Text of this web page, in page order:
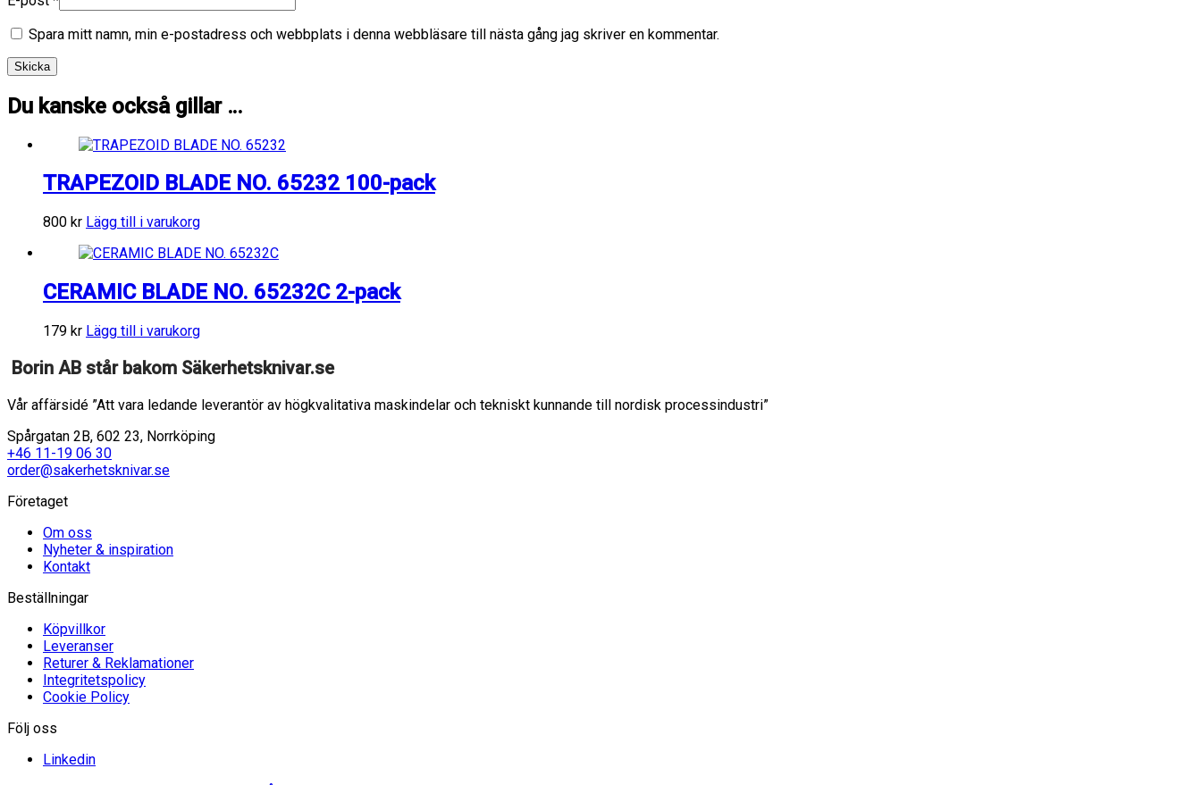
Spara mitt namn, min e-postadress och webbplats i denna webbläsare till nästa gång jag skriver en kommentar.
Du kanske också gillar …
TRAPEZOID BLADE NO. 65232 100-pack
800 kr Lägg till i varukorg
CERAMIC BLADE NO. 65232C 2-pack
179 kr Lägg till i varukorg
Borin AB står bakom Säkerhetsknivar.se
Vår affärsidé ”Att vara ledande leverantör av högkvalitativa maskindelar och tekniskt kunnande till nordisk processindustri”
Spårgatan 2B, 602 23, Norrköping
+46 11-19 06 30
order@sakerhetsknivar.se
Företaget
Om oss
Nyheter & inspiration
Kontakt
Beställningar
Köpvillkor
Leveranser
Returer & Reklamationer
Integritetspolicy
Cookie Policy
Följ oss
Linkedin